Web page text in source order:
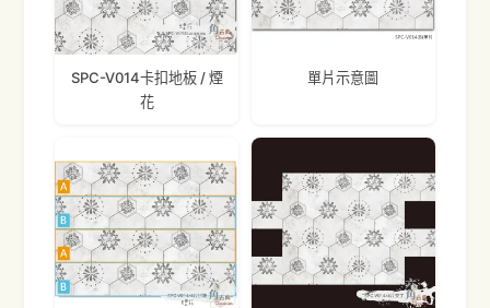
SPC-V014卡扣地板 / 煙
花
單片示意圖